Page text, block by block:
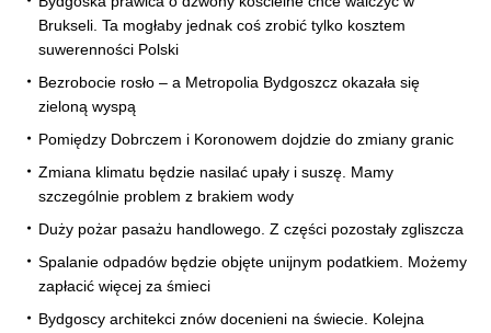
Brukseli. Ta mogłaby jednak coś zrobić tylko kosztem
suwerenności Polski
Bezrobocie rosło – a Metropolia Bydgoszcz okazała się
zieloną wyspą
Pomiędzy Dobrczem i Koronowem dojdzie do zmiany granic
Zmiana klimatu będzie nasilać upały i suszę. Mamy
szczególnie problem z brakiem wody
Duży pożar pasażu handlowego. Z części pozostały zgliszcza
Spalanie odpadów będzie objęte unijnym podatkiem. Możemy
zapłacić więcej za śmieci
Bydgoscy architekci znów docenieni na świecie. Kolejna